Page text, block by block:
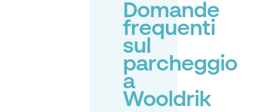
Domande
frequenti
sul
parcheggio
a
Wooldrik